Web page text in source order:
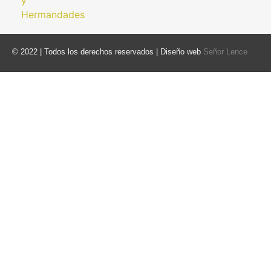
© 2022 | Todos los derechos reservados | Diseño web Señor Lence